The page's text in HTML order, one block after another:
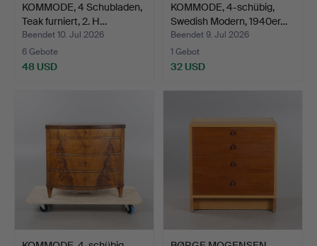
KOMMODE, 4 Schubladen,
Teak furniert, 2. H…
Beendet 10. Jul 2026
6 Gebote
48 USD
KOMMODE, 4-schübig,
Swedish Modern, 1940er…
Beendet 9. Jul 2026
1 Gebot
32 USD